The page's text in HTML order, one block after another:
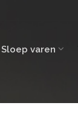
Sloep varen